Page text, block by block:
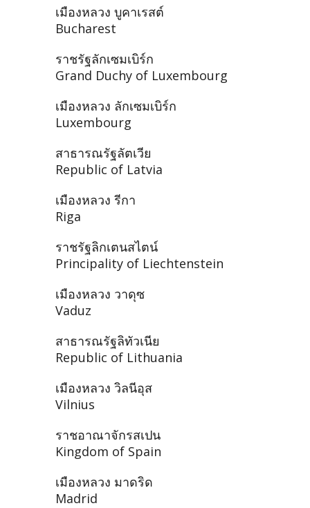
เมืองหลวง บูคาเรสต์
Bucharest
ราชรัฐลักเซมเบิร์ก
Grand Duchy of Luxembourg
เมืองหลวง ลักเซมเบิร์ก
Luxembourg
สาธารณรัฐลัตเวีย
Republic of Latvia
เมืองหลวง รีกา
Riga
ราชรัฐลิกเตนสไตน์
Principality of Liechtenstein
เมืองหลวง วาดุซ
Vaduz
สาธารณรัฐลิทัวเนีย
Republic of Lithuania
เมืองหลวง วิลนีอุส
Vilnius
ราชอาณาจักรสเปน
Kingdom of Spain
เมืองหลวง มาดริด
Madrid